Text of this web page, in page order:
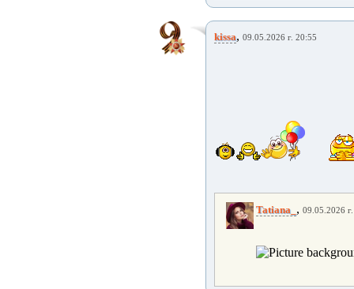
kissa, 09.05.2026 г. 20:55
Tatiana_ , 09.05.2026